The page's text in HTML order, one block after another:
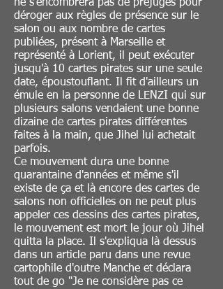
ne s'encombrera pas de préjugés pour
déroger aux règles de présence sur le
salon ou aux nombre de cartes
publiées, présent à Marseille et
représenté à Lorient, il peut exécuter
jusqu'à 10 cartes pirates sur une seule
date, époustouflant. Il fit d'ailleurs un
émule en la personne de LENZI qui sur
plusieurs salons vendaient une bonne
dizaine de cartes pirates différentes
faites à la main, que Jihel lui achetait
parfois.
Ce mouvement dura une bonne
quarantaine d'années et même s'il
existe de ça et là encore des cartes de
salons non officielles on ne peut plus
appeler ces dessins des cartes pirates,
le mouvement est mort le jour où Jihel
quitta la place. Il s'expliqua là dessus
dans un article paru dans une revue
cartophile d'outre Manche et déclara
tout de go "Je ne considère pas ce